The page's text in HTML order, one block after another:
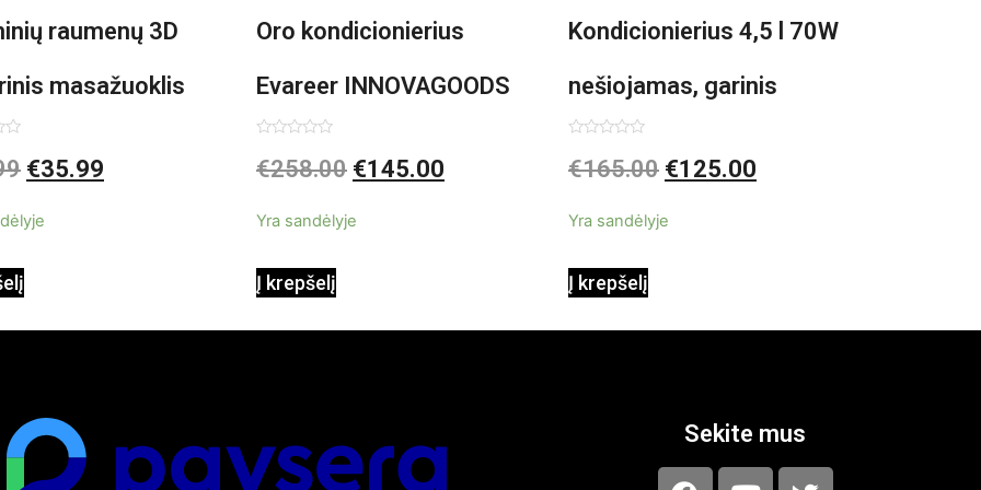
raumenų 3D
masažuoklis
Shiatsu
€35.99
Oro kondicionierius
Evareer INNOVAGOODS
90W mobilus, garinamasis,
0
iš
€258.00 €145.00
Yra sandėlyje
Į krepšelį
Kondicionierius 4,5 l 70W
nešiojamas, garinis
0
iš
€165.00 €125.00
Yra sandėlyje
Į krepšelį
Sekite mus